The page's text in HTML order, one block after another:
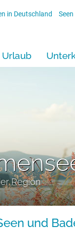
in Deutschland
Urlaub
Region
und